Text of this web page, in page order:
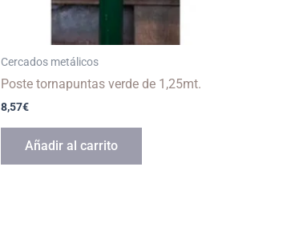
Cercados metálicos
Poste tornapuntas verde de 1,25mt.
8,57€
Añadir al carrito